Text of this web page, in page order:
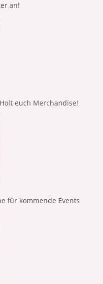
an!
euch Merchandise!
für kommende Events